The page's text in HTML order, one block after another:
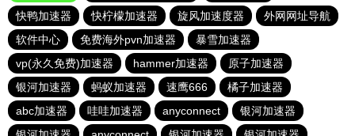
快鸭加速器
快柠檬加速器 旋风加速度器
外网网址导航
软件中心
免费海外pvn加速器
暴雪加速器
vp(永久免费)加速器
hammer加速器
原子加速器
银河加速器
蚂蚁加速器 速鹰666
橘子加速器
abc加速器
哇哇加速器 anyconnect
银河加速器